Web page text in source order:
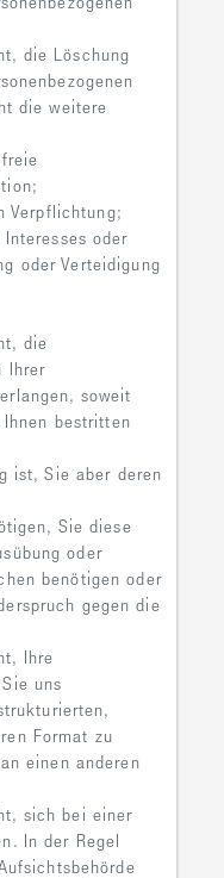
die Löschung
die weitere
Verpflichtung;
oder
oder Verteidigung
die
Ihrer
soweit
bestritten
ist, Sie aber deren
Sie diese
oder
benötigen oder
gegen die
Ihre
uns
Format zu
einen anderen
sich bei einer
In der Regel